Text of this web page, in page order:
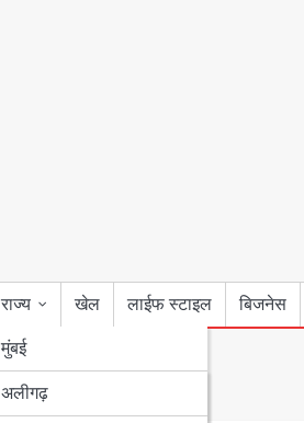
राज्य
मुंबई
उत्तर प्रदेश
अलीगढ़
खेल लाईफ स्टाइल बिजनेस